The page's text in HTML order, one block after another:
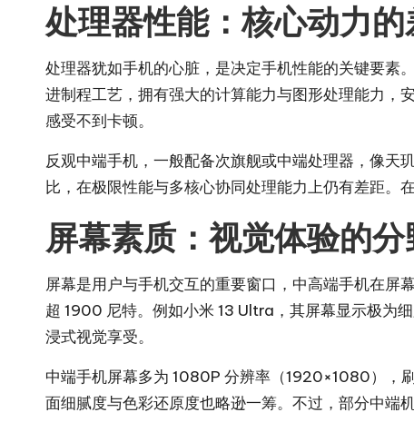
处理器性能：核心动力的
处理器犹如手机的心脏，是决定手机性能的关键要素
进制程工艺，拥有强大的计算能力与图形处理能力，
感受不到卡顿。
反观中端手机，一般配备次旗舰或中端处理器，像
比，在极限性能与多核心协同处理能力上仍有差距。
屏幕素质：视觉体验的分
屏幕是用户与手机交互的重要窗口，中高端手机在
超 1900 尼特。例如小米 13 Ultra，其屏幕显示极为
浸式视觉享受。
中端手机屏幕多为 1080P 分辨率（1920×1080），
面细腻度与色彩还原度也略逊一筹。不过，部分中端